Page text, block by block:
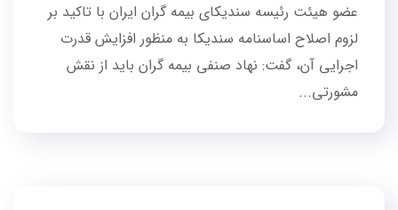
عضو هیئت رئیسه سندیکای بیمه گران ایران با تاکید بر
لزوم اصلاح اساسنامه سندیکا به منظور افزایش قدرت
اجرایی آن، گفت: نهاد صنفی بیمه گران باید از نقش
مشورتی...